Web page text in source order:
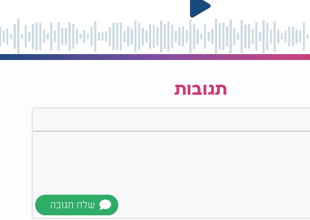
ששמעו על דבריו בפני השופט, עד שהסוהרים נאלצו להפריד
עונשו, גורש דור חזרה לעזה.
במשך שישה חודשים הוא עבר גיהנום של עינויים. הם קשרו את
מטה, שפכו עליו מים קרים וחמים, השתמשו במכות חשמל ופצעו
הוא היה איתו.
גאה. הוא קם בבוקר, מניח
בין גיהנום לגן עדן. סיפורו של דור שחר הוא סיפור על כאב, אמונה
כיצד נשמה יהודית יכולה לפרוץ מתוך סביבה עוינת אל חיק העם הנבחר.
תגובות